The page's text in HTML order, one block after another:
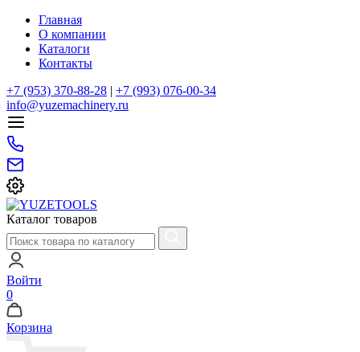
Главная
О компании
Каталоги
Контакты
+7 (953) 370-88-28 | +7 (993) 076-00-34
info@yuzemachinery.ru
Каталог товаров
Войти
0
Корзина